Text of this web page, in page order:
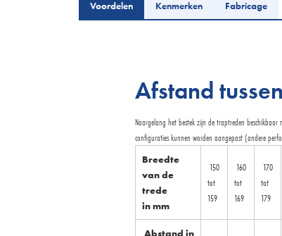
Voordelen Kenmerken Fabricage
Afstand
Naargelang het bestek zijn de traptreden
configuraties kunnen worden aangepast (andere
Breedte
van de
trede
in mm
150
tot
159
160
tot
169
170
tot
179
Abstand in